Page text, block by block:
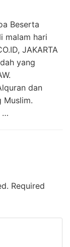
Beserta
hari
JAKARTA
yang
dan
Muslim.
…
Required